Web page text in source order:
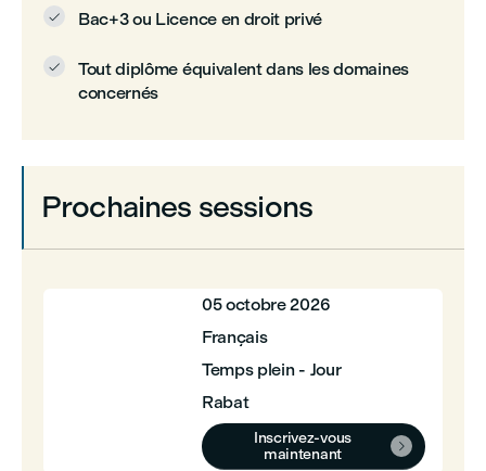
 Bac+3 ou Licence en droit privé

Tout diplôme équivalent dans les domaines
concernés
Prochaines sessions
05 octobre 2026
Français
Temps plein - Jour
Rabat
Inscrivez-vous
maintenant
